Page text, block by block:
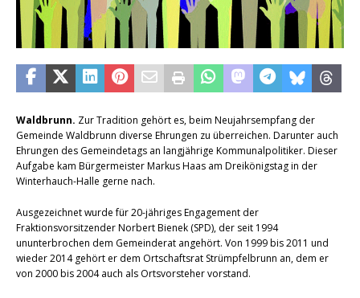
Waldbrunn. Zur Tradition gehört es, beim Neujahrsempfang der
Gemeinde Waldbrunn diverse Ehrungen zu überreichen. Darunter auch
Ehrungen des Gemeindetags an langjährige Kommunalpolitiker. Dieser
Aufgabe kam Bürgermeister Markus Haas am Dreikönigstag in der
Winterhauch-Halle gerne nach.
Ausgezeichnet wurde für 20-jähriges Engagement der
Fraktionsvorsitzender Norbert Bienek (SPD), der seit 1994
ununterbrochen dem Gemeinderat angehört. Von 1999 bis 2011 und
wieder 2014 gehört er dem Ortschaftsrat Strümpfelbrunn an, dem er
von 2000 bis 2004 auch als Ortsvorsteher vorstand.